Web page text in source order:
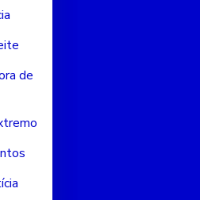
de